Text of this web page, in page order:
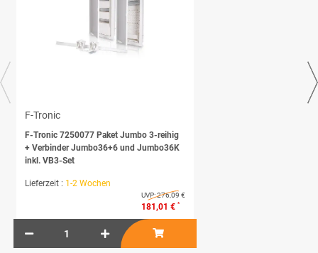
F-Tronic
F-Tronic 7250077 Paket Jumbo 3-reihig
+ Verbinder Jumbo36+6 und Jumbo36K
inkl. VB3-Set
Lieferzeit : 1-2 Wochen
UVP:276,09 €
181,01 € *